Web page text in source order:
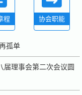
程 协会职能
孤单
届理事会第二次会议圆